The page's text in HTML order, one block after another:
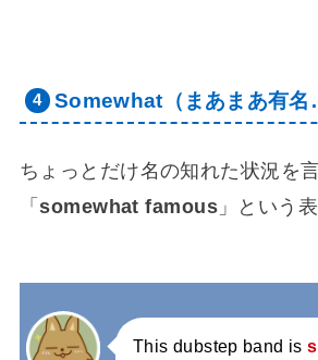
Somewhat（まあまあ有
ちょっとだけ名の知れた状況を
「somewhat famous」という
This dubstep band is